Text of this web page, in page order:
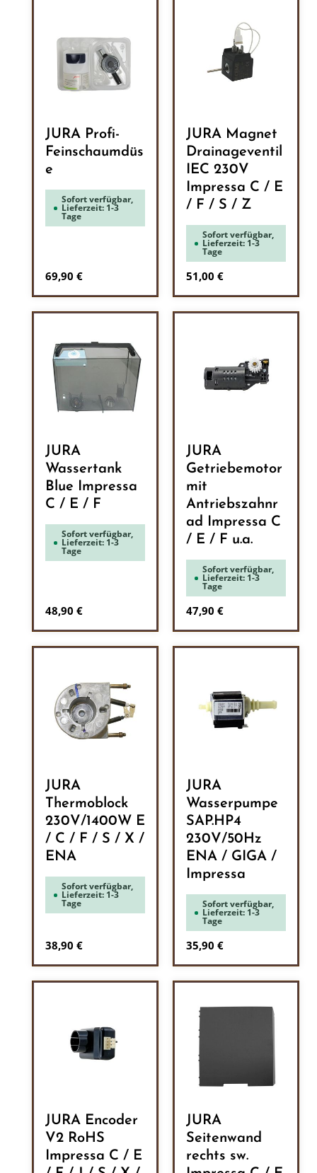
JURA Profi-
Feinschaumdüs
e
Sofort verfügbar,
Lieferzeit: 1-3
Tage
Regulärer Preis:
69,90 €
JURA Magnet
Drainageventil
IEC 230V
Impressa C / E
/ F / S / Z
Sofort verfügbar,
Lieferzeit: 1-3
Tage
Regulärer Preis:
51,00 €
JURA
Wassertank
Blue Impressa
C / E / F
Sofort verfügbar,
Lieferzeit: 1-3
Tage
Regulärer Preis:
48,90 €
JURA
Getriebemotor
mit
Antriebszahnr
ad Impressa C
/ E / F u.a.
Sofort verfügbar,
Lieferzeit: 1-3
Tage
Regulärer Preis:
47,90 €
JURA
Thermoblock
230V/1400W E
/ C / F / S / X /
ENA
Sofort verfügbar,
Lieferzeit: 1-3
Tage
Regulärer Preis:
38,90 €
JURA
Wasserpumpe
SAP.HP4
230V/50Hz
ENA / GIGA /
Impressa
Sofort verfügbar,
Lieferzeit: 1-3
Tage
Regulärer Preis:
35,90 €
JURA Encoder
V2 RoHS
Impressa C / E
JURA
Seitenwand
rechts sw.